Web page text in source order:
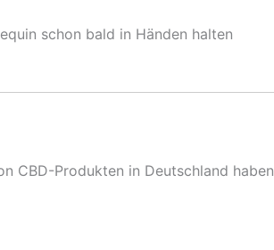
schon bald in Händen halten
CBD-Produkten in Deutschland haben